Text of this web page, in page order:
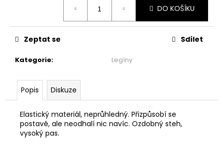
DO KOŠÍKU
Kategorie: Legíny
Zeptat se Sdílet
Popis Diskuze
Elastický materiál, neprůhledný. Přizpůsobí se
postavě, ale neodhalí nic navíc. Ozdobný steh,
vysoký pas.
j
e
e
ZAVINOVACÍ
MIDI
SUKNĚ/SATÉN
SÍLA
SRDCE